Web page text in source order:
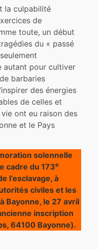
la culpabilité
de
toute, un début
du « passé
autant pour cultiver
barbaries
des énergies
de celles et
ont eu raison des
et le Pays
solennelle
cadre du 173e
l’esclavage, à
civiles et les
Bayonne, le 27 avril
inscription
64100 Bayonne).